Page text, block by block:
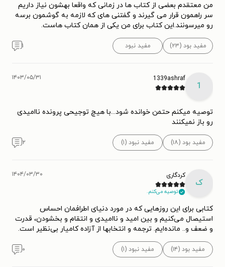
من معتقدم بعضی از کتاب ها در زمانی که واقعا بهشون نیاز داریم
سر راهمون قرار می گیرند و گفتنی های که لازمه به گوشمون برسه
رو میرسونند.این کتاب برای من یکی از همان کتاب هاست.
مفید بود (۲۳) مفید نبود ۱
1
1339ashraf ۱۴۰۳/۰۵/۳۱
توصیه میکنم حتمن خوانده شود...با هیچ توجیحی پرونده ناامیدی
رو باز نمیکنند
مفید بود (۱۸) مفید نبود (۱) ۲
ک
کردگاری
توصیه می‌کنم.
۱۴۰۴/۰۳/۳۰
کتابی برای این روزهایی که در مورد دنیای اطرافمان احساس
استیصال می‌کنیم و بین امید و ناامیدی و انتقام و بخشودن، قدرت
و ضعف و.. مانده‌ایم. ترجمه و انتخابها از آزاده کامیار بی‌نظیر است.
مفید بود (۱۴) مفید نبود (۱) ۰